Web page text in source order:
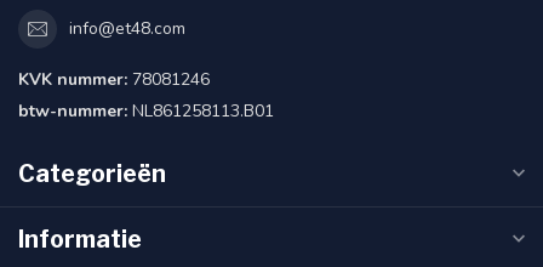
info@et48.com
KVK nummer: 78081246
btw-nummer: NL861258113.B01
Categorieën
Informatie